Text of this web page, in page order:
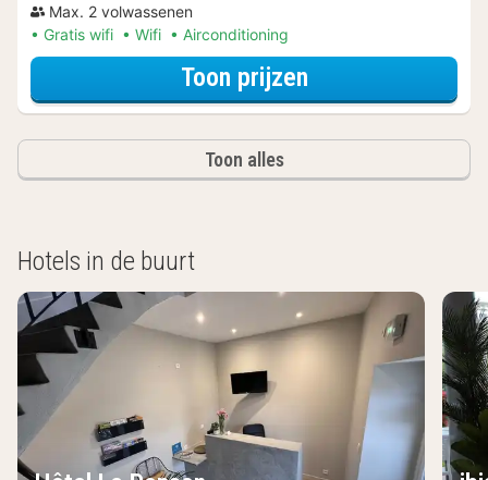
Max. 2 volwassenen
Gratis wifi
Wifi Airconditioning
Toon prijzenvoor Twin kamer
Toon alles
Hotels in de buurt